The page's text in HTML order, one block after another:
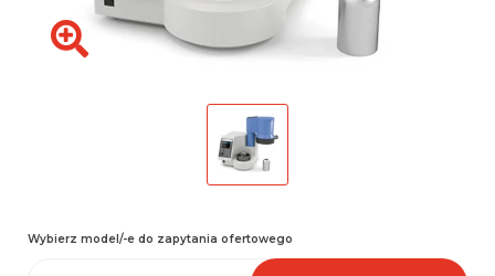
Wybierz model/-e do zapytania ofertowego